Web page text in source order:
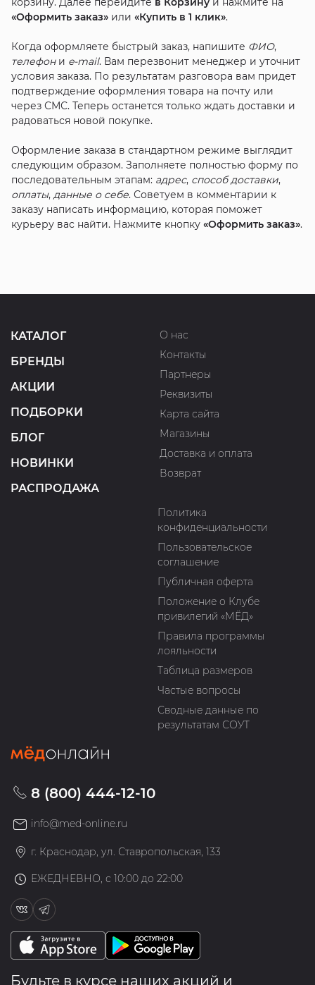
«Оформить заказ»или «Купить в 1 клик».
Когда оформляете быстрый заказ, напишите ФИО,
телефони e-mail. Вам перезвонит менеджер и уточнит
условия заказа. По результатам разговора вам придет
подтверждение оформления товара на почту или
через СМС. Теперь останется только ждать доставки и
радоваться новой покупке.
Оформление заказа в стандартном режиме выглядит
следующим образом. Заполняете полностью форму по
последовательным этапам: адрес, способ доставки,
оплаты, данные о себе. Советуем в комментарии к
заказу написать информацию, которая поможет
курьеру вас найти. Нажмите кнопку «Оформить заказ».
КАТАЛОГ
БРЕНДЫ
АКЦИИ
ПОДБОРКИ
БЛОГ
НОВИНКИ
РАСПРОДАЖА
О нас
Контакты
Партнеры
Реквизиты
Карта сайта
Магазины
Доставка и оплата
Возврат
Политика
конфиденциальности
Пользовательское
соглашение
Публичная оферта
Положение о Клубе
привилегий «МЁД»
Правила программы
лояльности
Таблица размеров
Частые вопросы
Сводные данные по
результатам СОУТ
8 (800) 444-12-10
info@med-online.ru
г. Краснодар, ул. Ставропольская, 133
ЕЖЕДНЕВНО, с 10:00 до 22:00
Будьте в курсе наших акций и